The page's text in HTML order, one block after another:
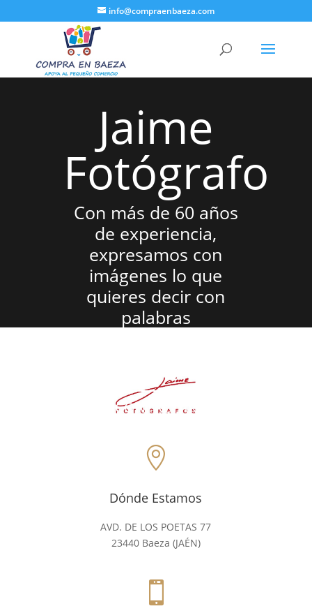
info@compraenbaeza.com
Jaime
Fotógrafo
Con más de 60 años
de experiencia,
expresamos con
imágenes lo que
quieres decir con
palabras
CONTACTAR

Dónde Estamos
AVD. DE LOS POETAS 77
23440 Baeza (JAÉN)
